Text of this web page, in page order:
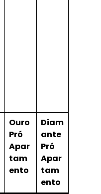
Ouro
Pró
Apar
tam
ento
Diam
ante
Pró
Apar
tam
ento